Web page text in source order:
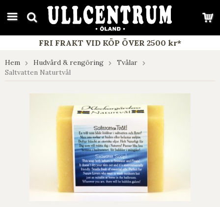
google-site-verification: google7e4b1026db5d9f32.html
FRI FRAKT VID KÖP ÖVER 2500 kr*
Hem Hudvård & rengöring
Tvålar
Saltvatten Naturtvål